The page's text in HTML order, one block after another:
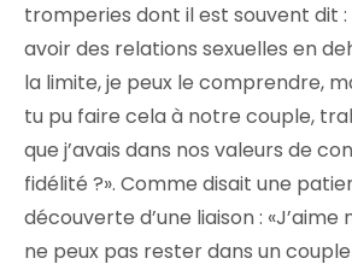
tromperies dont il est souvent dit :
avoir des relations sexuelles en
la limite, je peux le comprendre,
tu pu faire cela à notre couple,
que j’avais dans nos valeurs de
fidélité ?». Comme disait une
découverte d’une liaison : «J’aime
ne peux pas rester dans un couple